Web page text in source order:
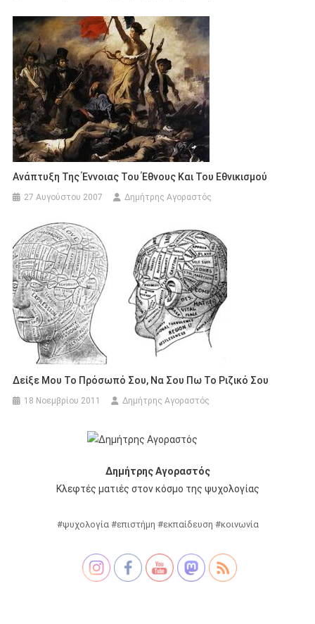
Ανάπτυξη Της Έννοιας Του Έθνους Και Του Εθνικισμού
27 Αυγούστου 2007 Δημήτρης Αγοραστός
Δείξε Μου Το Πρόσωπό Σου, Να Σου Πω Το Ριζικό Σου
18 Νοεμβρίου 2011 Δημήτρης Αγοραστός
Δημήτρης Αγοραστός
Κλεφτές ματιές στον κόσμο της ψυχολογίας
#ψυχολογία #επιστήμη #εκπαίδευση #κοινωνία